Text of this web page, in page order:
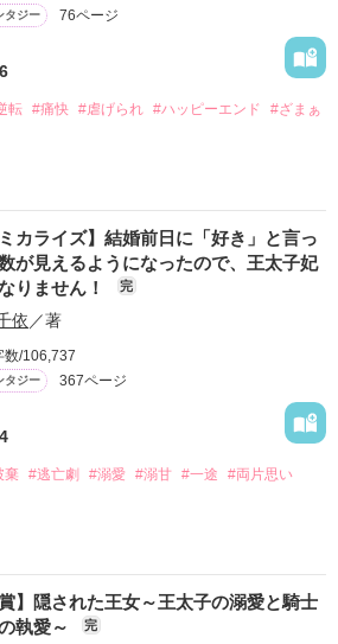
タジー 76ページ
転 #痛快 #虐げられ #ハッピーエンド
#ざまぁ
ーン
ガー
と名高きアイリーンは意地悪な継母と
送っていた。
る事件をキッカケに痛々しい傷ができ
ら仮面舞踏会に参加することに。
るアイリーンだが、義妹のソニアによ
まう。
界で人気のあるエドガーだが、実はあ
いて……？
ミカライズ】結婚前日に「好き」と言っ
が見えるようになったので、王太子妃
りません！
完
依 ／著
数/106,737
タジー 367ページ
棄 #逃亡劇 #溺愛 #溺甘 #一途
#両片思い
りました♡
賞】隠された王女～王太子の溺愛と騎士
執愛～
完